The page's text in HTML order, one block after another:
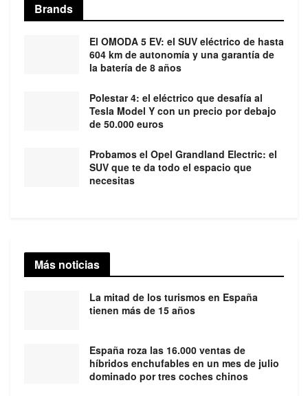
Brands
El OMODA 5 EV: el SUV eléctrico de hasta
604 km de autonomía y una garantía de
la batería de 8 años
Polestar 4: el eléctrico que desafía al
Tesla Model Y con un precio por debajo
de 50.000 euros
Probamos el Opel Grandland Electric: el
SUV que te da todo el espacio que
necesitas
Más noticias
La mitad de los turismos en España
tienen más de 15 años
España roza las 16.000 ventas de
híbridos enchufables en un mes de julio
dominado por tres coches chinos